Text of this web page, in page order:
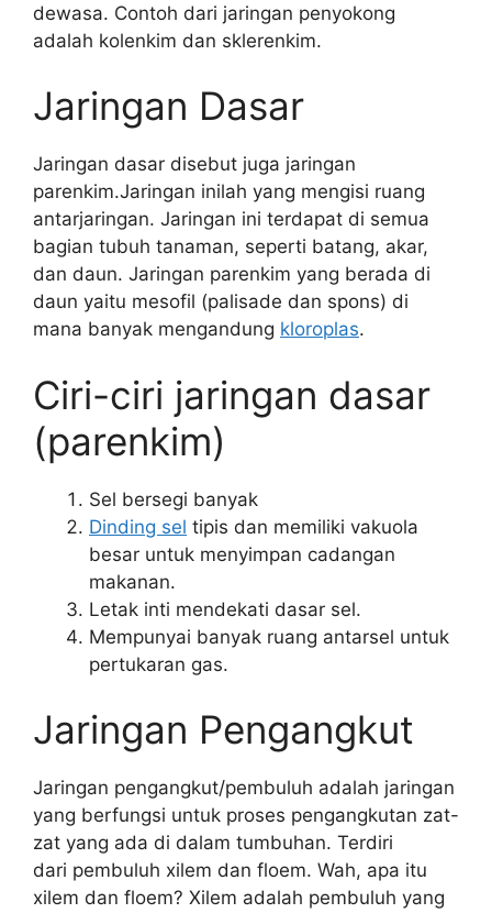
dewasa. Contoh dari jaringan penyokong
adalah kolenkim dan sklerenkim.
Jaringan Dasar
Jaringan dasar disebut juga jaringan
parenkim.Jaringan inilah yang mengisi ruang
antarjaringan. Jaringan ini terdapat di semua
bagian tubuh tanaman, seperti batang, akar,
dan daun. Jaringan parenkim yang berada di
daun yaitu mesofil (palisade dan spons) di
mana banyak mengandung kloroplas.
Ciri-ciri jaringan dasar
(parenkim)
Sel bersegi banyak
Dinding sel tipis dan memiliki vakuola
besar untuk menyimpan cadangan
makanan.
Letak inti mendekati dasar sel.
Mempunyai banyak ruang antarsel untuk
pertukaran gas.
Jaringan Pengangkut
Jaringan pengangkut/pembuluh adalah jaringan
yang berfungsi untuk proses pengangkutan zat-
zat yang ada di dalam tumbuhan. Terdiri
dari pembuluh xilem dan floem. Wah, apa itu
xilem dan floem? Xilem adalah pembuluh yang